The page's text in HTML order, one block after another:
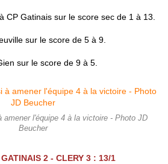
CP Gatinais sur le score sec de 1 à 13.
sur le score de 5 à 9.
sur le score de 9 à 5.
amener l'équipe 4 à la victoire - Photo JD
Beucher
2 - CLERY 3 : 13/1